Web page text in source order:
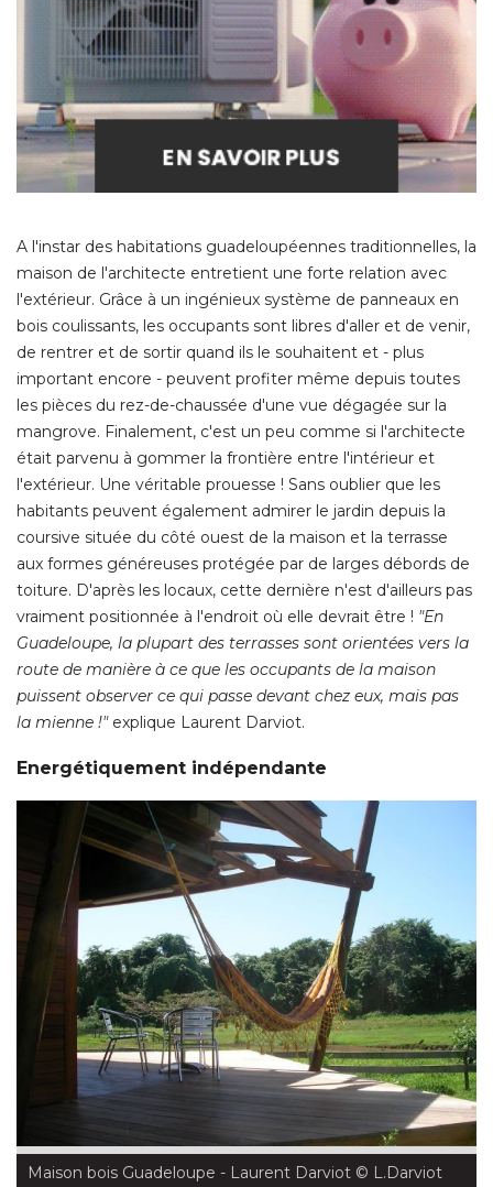
A l'instar des habitations guadeloupéennes traditionnelles, la
maison de l'architecte entretient une forte relation avec
l'extérieur. Grâce à un ingénieux système de panneaux en
bois coulissants, les occupants sont libres d'aller et de venir,
de rentrer et de sortir quand ils le souhaitent et - plus
important encore - peuvent profiter même depuis toutes
les pièces du rez-de-chaussée d'une vue dégagée sur la
mangrove. Finalement, c'est un peu comme si l'architecte
était parvenu à gommer la frontière entre l'intérieur et
l'extérieur. Une véritable prouesse ! Sans oublier que les
habitants peuvent également admirer le jardin depuis la
coursive située du côté ouest de la maison et la terrasse
aux formes généreuses protégée par de larges débords de
toiture. D'après les locaux, cette dernière n'est d'ailleurs pas
vraiment positionnée à l'endroit où elle devrait être ! "En
Guadeloupe, la plupart des terrasses sont orientées vers la
route de manière à ce que les occupants de la maison
puissent observer ce qui passe devant chez eux, mais pas
la mienne !" explique Laurent Darviot.
Energétiquement indépendante
Maison bois Guadeloupe - Laurent Darviot © L.Darviot